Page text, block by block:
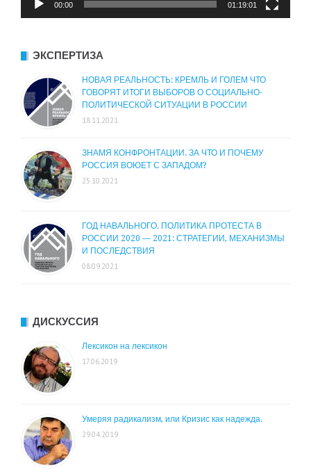
00:00 01:19:01
ЭКСПЕРТИЗА
НОВАЯ РЕАЛЬНОСТЬ: КРЕМЛЬ И ГОЛЕМ ЧТО
ГОВОРЯТ ИТОГИ ВЫБОРОВ О СОЦИАЛЬНО-
ПОЛИТИЧЕСКОЙ СИТУАЦИИ В РОССИИ
18.11.2021
ЗНАМЯ КОНФРОНТАЦИИ. ЗА ЧТО И ПОЧЕМУ
РОССИЯ ВОЮЕТ С ЗАПАДОМ?
25.10.2021
ГОД НАВАЛЬНОГО. ПОЛИТИКА ПРОТЕСТА В
РОССИИ 2020 — 2021: СТРАТЕГИИ, МЕХАНИЗМЫ
И ПОСЛЕДСТВИЯ
08.09.2021
ДИСКУССИЯ
Лексикон на лексикон
17.06.2019
Умеряя радикализм, или Кризис как надежда.
29.04.2019